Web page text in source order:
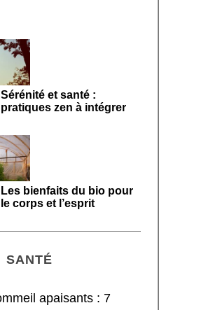
Sérénité et santé :
pratiques zen à intégrer
Les bienfaits du bio pour
le corps et l’esprit
SANTÉ